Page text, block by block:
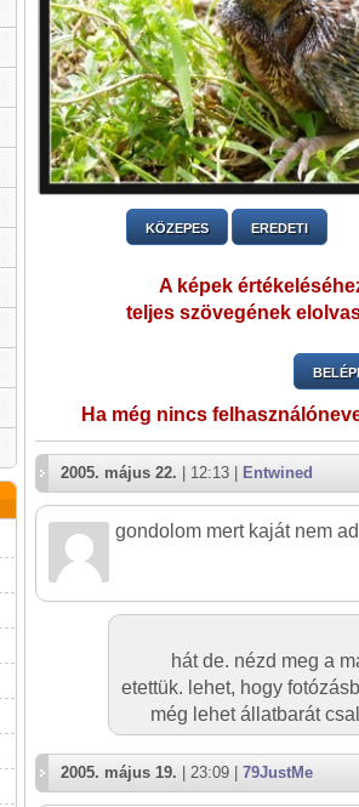
KÖZEPES EREDETI
A képek
teljes szövegének
Ha még nincs
2005. május 22. | 12:13 | Entwined
gondolom mert kaját nem
hát de. nézd meg a
etettük. lehet, hogy
még lehet állatbarát
2005. május 19. | 23:09 | 79JustMe